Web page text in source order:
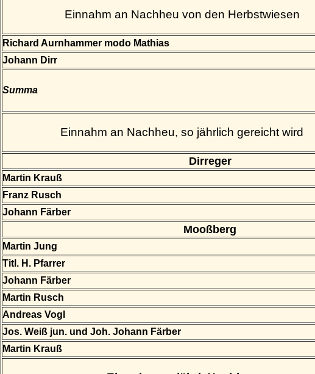
Einnahm an Nachheu von den Herbstwiesen
Richard Aurnhammer modo Mathias
Johann Dirr
Summa
Einnahm an Nachheu, so jährlich gereicht wird
Dirreger
Martin Krauß
Franz Rusch
Johann Färber
Mooßberg
Martin Jung
Titl. H. Pfarrer
Johann Färber
Martin Rusch
Andreas Vogl
Jos. Weiß jun. und Joh. Johann Färber
Martin Krauß